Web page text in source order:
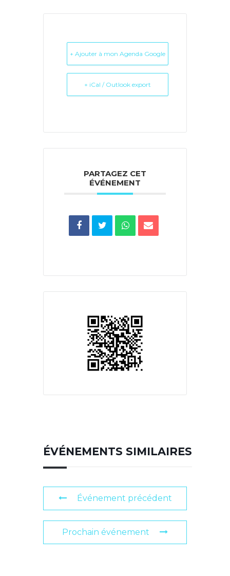
+ Ajouter à mon Agenda Google
+ iCal / Outlook export
PARTAGEZ CET
ÉVÉNEMENT
ÉVÉNEMENTS SIMILAIRES
Événement précédent
Prochain événement